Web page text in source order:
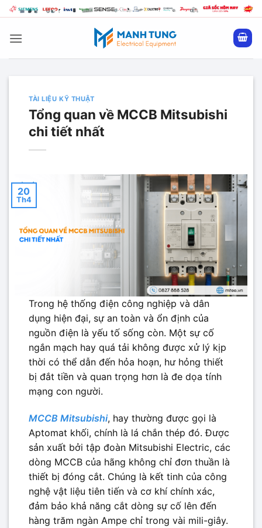
Bỏ
qua
nội
TÀI LIỆU KỸ THUẬT
Tổng quan về MCCB Mitsubishi
chi tiết nhất
20
Th4
Trong hệ thống điện công nghiệp và dân
dụng hiện đại, sự an toàn và ổn định của
nguồn điện là yếu tố sống còn. Một sự cố
ngắn mạch hay quá tải không được xử lý kịp
thời có thể dẫn đến hỏa hoạn, hư hỏng thiết
bị đắt tiền và quan trọng hơn là đe dọa tính
mạng con người.
MCCB Mitsubishi, hay thường được gọi là
Aptomat khối, chính là lá chắn thép đó. Được
sản xuất bởi tập đoàn Mitsubishi Electric, các
dòng MCCB của hãng không chỉ đơn thuần là
thiết bị đóng cắt. Chúng là kết tinh của công
nghệ vật liệu tiên tiến và cơ khí chính xác,
đảm bảo khả năng cắt dòng sự cố lên đến
hàng trăm ngàn Ampe chỉ trong vài mili-giây.